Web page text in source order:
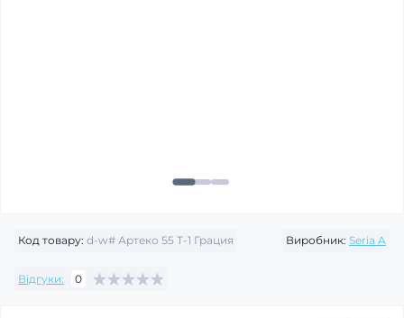
Код товару: d-w# Артеко 55 Т-1 Грация Виробник: Seria A
Відгуки: 0